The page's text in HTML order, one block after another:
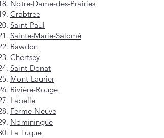
Notre-Dame-des-Prairies
Crabtree
Saint-Paul
Sainte-Marie-Salomé
Rawdon
Chertsey
Saint-Donat
Mont-Laurier
Rivière-Rouge
Labelle
Ferme-Neuve
Nominingue
La Tuque